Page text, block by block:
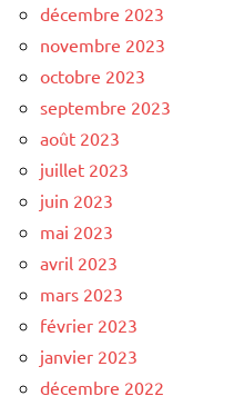
décembre 2023
novembre 2023
octobre 2023
septembre 2023
août 2023
juillet 2023
juin 2023
mai 2023
avril 2023
mars 2023
février 2023
janvier 2023
décembre 2022